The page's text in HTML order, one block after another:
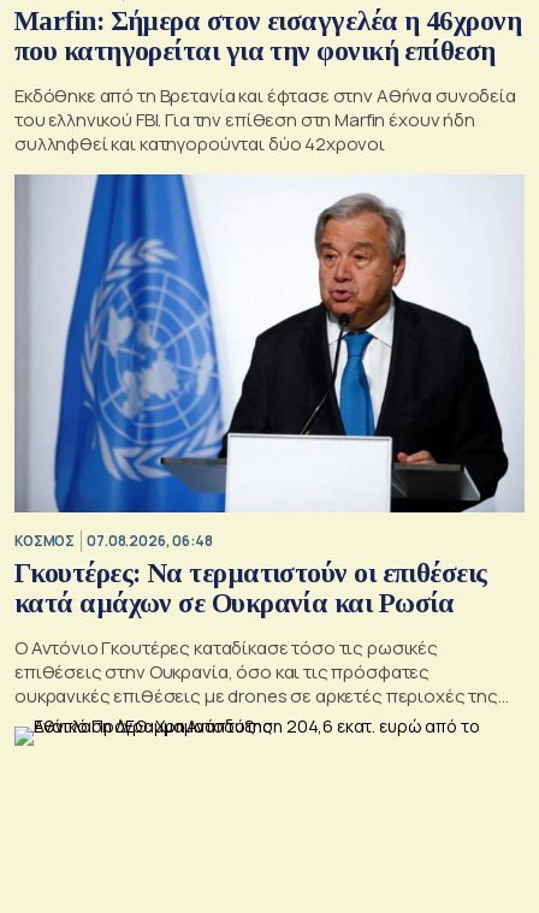
Marfin: Σήμερα στον εισαγγελέα η 46χρονη
που κατηγορείται για την φονική επίθεση
Εκδόθηκε από τη Βρετανία και έφτασε στην Αθήνα συνοδεία
του ελληνικού FBI. Για την επίθεση στη Marfin έχουν ήδη
συλληφθεί και κατηγορούνται δύο 42χρονοι
ΚΟΣΜΟΣ 07.08.2026, 06:48
Γκουτέρες: Να τερματιστούν οι επιθέσεις
κατά αμάχων σε Ουκρανία και Ρωσία
Ο Αντόνιο Γκουτέρες καταδίκασε τόσο τις ρωσικές
επιθέσεις στην Ουκρανία, όσο και τις πρόσφατες
ουκρανικές επιθέσεις με drones σε αρκετές περιοχές της
Ρωσίας, οι οποίες προκάλεσαν απώλειες μεταξύ αμάχων και
ζημιές σε μη στρατιωτικές υποδομές.